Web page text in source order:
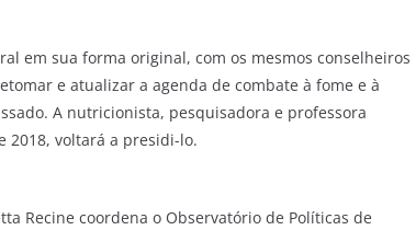
em sua forma original, com os mesmos conselheiros
e atualizar a agenda de combate à fome e à
A nutricionista, pesquisadora e professora
2018, voltará a presidi-lo.
Recine coordena o Observatório de Políticas de